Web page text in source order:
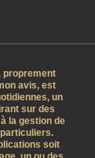
proprement
avis, est
un
sur des
la gestion de
soit